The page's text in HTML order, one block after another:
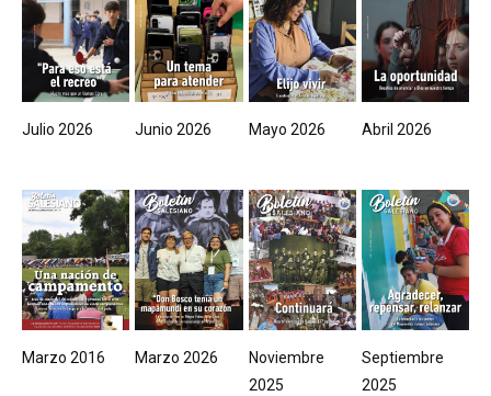
Julio 2026 Junio 2026 Mayo 2026 Abril 2026
Marzo 2016 Marzo 2026
Noviembre
2025
Septiembre
2025